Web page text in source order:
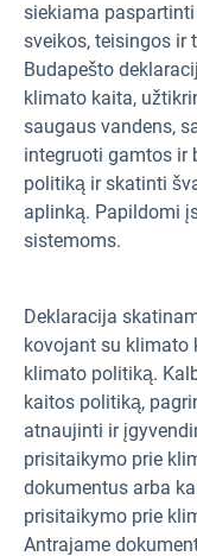
siekiama
sveikos, teisingos ir
Budapešto
klimato kaita,
saugaus vandens,
integruoti gamtos ir
politiką ir skatinti
aplinką. Papildomi
sistemoms.
Deklaracija
kovojant su klimato
klimato politiką.
kaitos politiką,
atnaujinti ir
prisitaikymo prie
dokumentus arba
prisitaikymo prie
Antrajame